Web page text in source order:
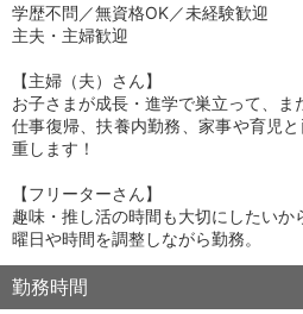
学歴不問／無資格OK／未経験歓迎
主夫・主婦歓迎
【主婦（夫）さん】
お子さまが成長・進学で巣立って、ま
仕事復帰、扶養内勤務、家事や育児
重します！
【フリーターさん】
趣味・推し活の時間も大切にしたいか
曜日や時間を調整しながら勤務。
勤務時間